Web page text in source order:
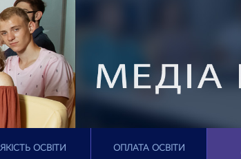
ЯКІСТЬ ОСВІТИ ОПЛАТА ОСВІТИ